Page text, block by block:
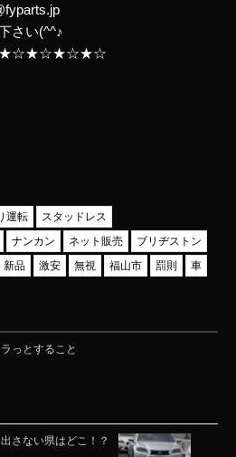
さい(^^♪
運転
スタッドレス
ナンカン ネット販売
ブリヂストン
新品 激安 無視 福山市 罰則
車
っとすること
さない県はどこ！？